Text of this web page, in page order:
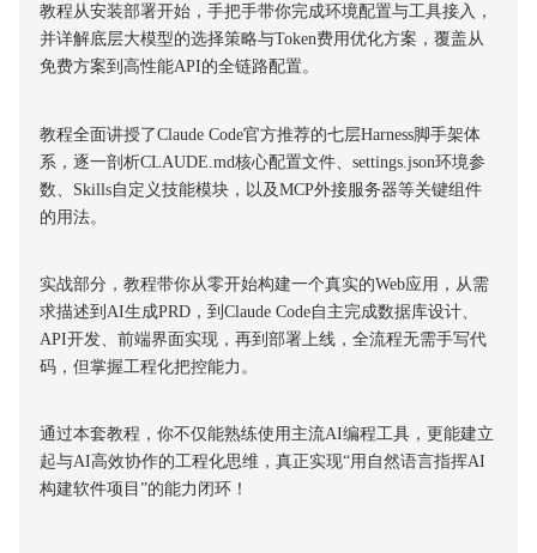
教程从安装部署开始，手把手带你完成环境配置与工具接入，
并详解底层大模型的选择策略与Token费用优化方案，覆盖从
免费方案到高性能API的全链路配置。
教程全面讲授了Claude Code官方推荐的七层Harness脚手架体
系，逐一剖析CLAUDE.md核心配置文件、settings.json环境参
数、Skills自定义技能模块，以及MCP外接服务器等关键组件
的用法。
实战部分，教程带你从零开始构建一个真实的Web应用，从需
求描述到AI生成PRD，到Claude Code自主完成数据库设计、
API开发、前端界面实现，再到部署上线，全流程无需手写代
码，但掌握工程化把控能力。
通过本套教程，你不仅能熟练使用主流AI编程工具，更能建立
起与AI高效协作的工程化思维，真正实现“用自然语言指挥AI
构建软件项目”的能力闭环！